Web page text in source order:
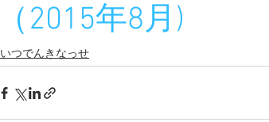
（2015年8月)
いつでんきなっせ